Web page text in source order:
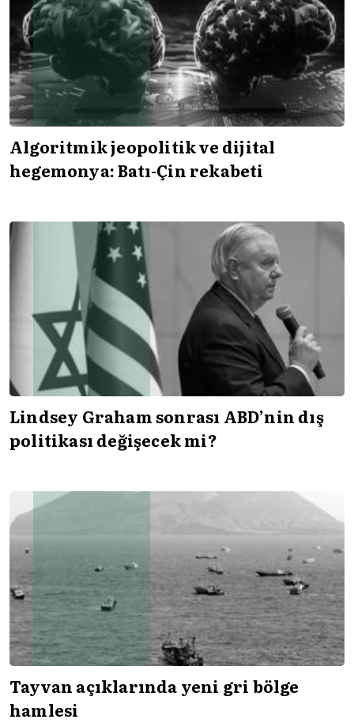
Algoritmik jeopolitik ve dijital
hegemonya: Batı-Çin rekabeti
Lindsey Graham sonrası ABD’nin dış
politikası değişecek mi?
Tayvan açıklarında yeni gri bölge
hamlesi